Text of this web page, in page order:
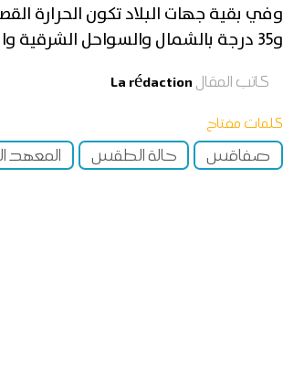
و35 درجة بالشمال والسواحل الشرقية والمرتفعات، وبين 35 و39 ببقية الجهات.
كاتب المقال La rédaction
كلمات مفتاح
صفاقس حالة الطقس المعهد